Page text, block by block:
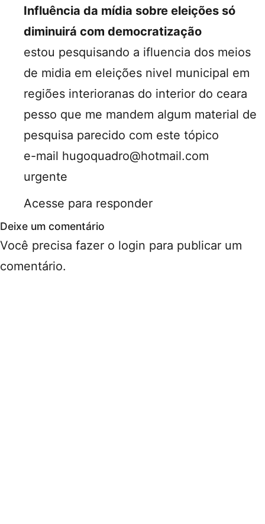
Influência da mídia sobre eleições só
diminuirá com democratização
estou pesquisando a ifluencia dos meios
de midia em eleições nivel municipal em
regiões interioranas do interior do ceara
pesso que me mandem algum material de
pesquisa parecido com este tópico
e-mail hugoquadro@hotmail.com
urgente
Acesse para responder
Deixe um comentário
Você precisa fazer o login para publicar um
comentário.